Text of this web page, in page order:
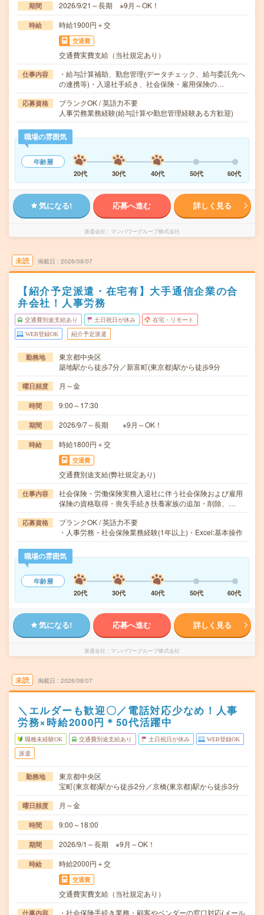
期間 2026/9/21～長期 ※9月～OK！
時給 時給1900円＋交
交通費
交通費実費支給（当社規定あり）
仕事内容
・給与計算補助、勤怠管理(データチェック、給与委託先へ
の連携等)・入退社手続き、社会保険・雇用保険の…
応募資格
ブランクOK / 英語力不要
人事労務業務経験(給与計算や勤怠管理経験ある方歓迎)
職場の雰囲気
年齢層
20代
30代 40代 50代 60代
気になる! 応募へ進む 詳しく見る
派遣会社 マンパワーグループ株式会社
未読 掲載日 2026/08/07
【紹介予定派遣・在宅有】大手通信企業の合
弁会社！人事労務
交通費別途支給あり 土日祝日が休み 在宅・リモート
WEB登録OK 紹介予定派遣
勤務地
東京都中央区
築地駅から徒歩7分／新富町(東京都)駅から徒歩9分
曜日頻度 月～金
時間 9:00～17:30
期間 2026/9/7～長期 ※9月～OK！
時給 時給1800円＋交
交通費
交通費別途支給(弊社規定あり)
仕事内容
社会保険・労働保険実務入退社に伴う社会保険および雇用
保険の資格取得・喪失手続き扶養家族の追加・削除、…
応募資格
ブランクOK / 英語力不要
・人事労務・社会保険業務経験(1年以上)・Excel:基本操作
職場の雰囲気
年齢層
20代
30代 40代 50代 60代
気になる! 応募へ進む 詳しく見る
派遣会社 マンパワーグループ株式会社
未読 掲載日 2026/08/07
＼エルダーも歓迎〇／電話対応少なめ！人事
労務×時給2000円＊50代活躍中
職種未経験OK 交通費別途支給あり 土日祝日が休み WEB登録OK
派遣
勤務地
東京都中央区
宝町(東京都)駅から徒歩2分／京橋(東京都)駅から徒歩3分
曜日頻度 月～金
時間 9:00～18:00
期間 2026/9/1～長期 ※9月～OK！
時給 時給2000円＋交
交通費
交通費実費支給（当社規定あり）
仕事内容 ・社会保険手続き業務・顧客やベンダーの窓口対応(メール